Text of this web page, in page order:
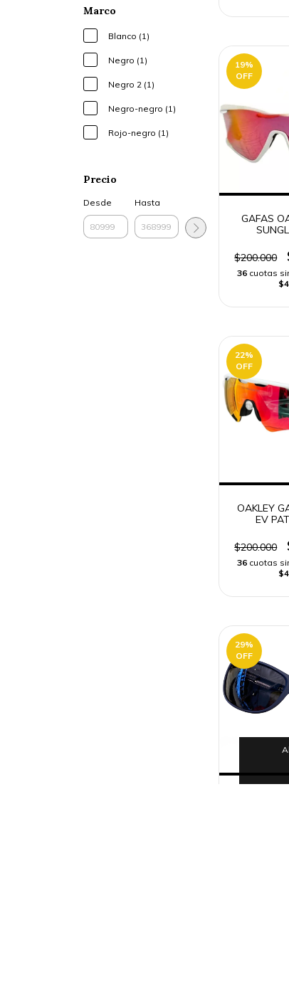
Marco
Blanco (1)
Negro (1)
Negro 2 (1)
Negro-negro (1)
Rojo-negro (1)
Precio
Desde Hasta
19%
OFF
GAFAS
$200.000
36 cuotas
22%
OFF
OAKLEY
EV
$200.000
36 cuotas
29%
OFF